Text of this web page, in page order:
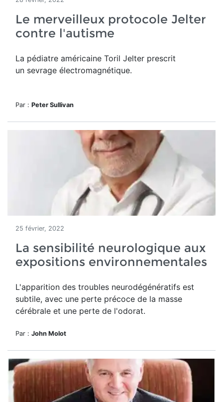
Le merveilleux protocole Jelter
contre l'autisme
La pédiatre américaine Toril Jelter prescrit
un sevrage électromagnétique.
Par : Peter Sullivan
25 février, 2022
La sensibilité neurologique aux
expositions environnementales
L'apparition des troubles neurodégénératifs est
subtile, avec une perte précoce de la masse
cérébrale et une perte de l'odorat.
Par : John Molot